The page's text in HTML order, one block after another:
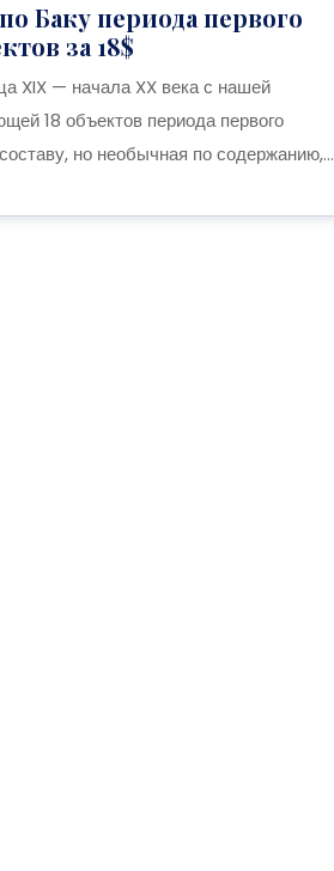
Баку периода первого
за 18$
XIX — начала XX века с нашей
18 объектов периода первого
но необычная по содержанию,...